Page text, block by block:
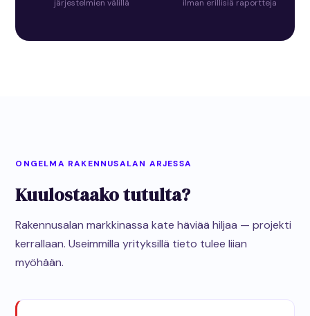
järjestelmien välillä
ilman erillisiä raportteja
ONGELMA RAKENNUSALAN ARJESSA
Kuulostaako tutulta?
Rakennusalan markkinassa kate häviää hiljaa — projekti
kerrallaan. Useimmilla yrityksillä tieto tulee liian
myöhään.